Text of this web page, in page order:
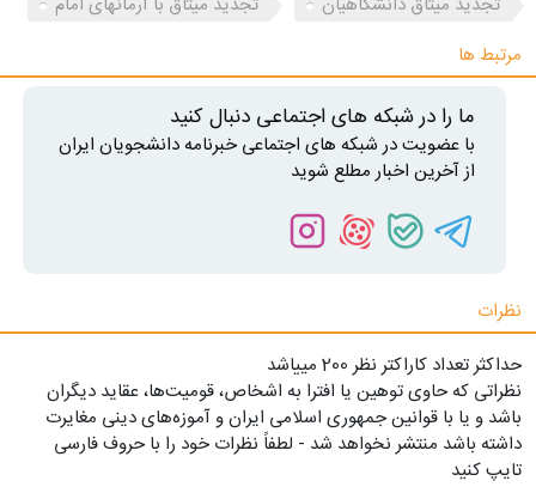
مرتبط ها
ما را در شبکه های اجتماعی دنبال کنید
با عضویت در شبکه های اجتماعی خبرنامه دانشجویان ایران
از آخرین اخبار مطلع شوید
نظرات
حداکثر تعداد کاراکتر نظر 200 ميياشد
نظراتی که حاوی توهین یا افترا به اشخاص، قومیت‌ها، عقاید دیگران
باشد و یا با قوانین جمهوری اسلامی ایران و آموزه‌های دینی مغایرت
داشته باشد منتشر نخواهد شد - لطفاً نظرات خود را با حروف فارسی
تایپ کنید